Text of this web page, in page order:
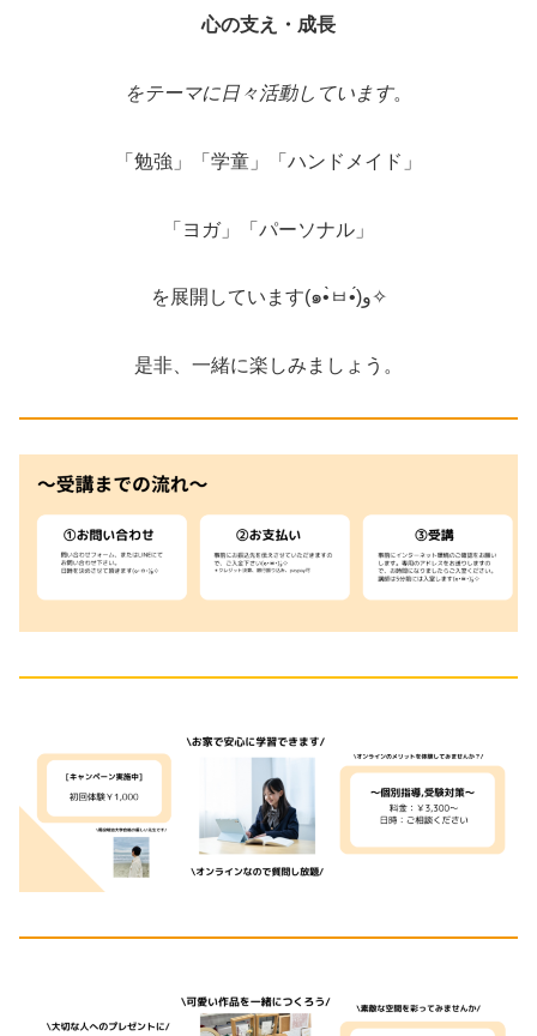
心の支え・成長
をテーマに日々活動しています。
「勉強」「学童」「ハンドメイド」
「ヨガ」「パーソナル」
を展開しています(๑•̀ㅂ•́)و✧
是非、一緒に楽しみましょう。